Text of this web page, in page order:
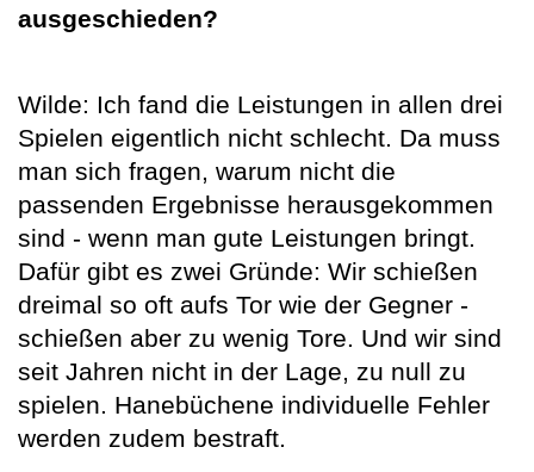
ausgeschieden?
Wilde: Ich fand die Leistungen in allen drei
Spielen eigentlich nicht schlecht. Da muss
man sich fragen, warum nicht die
passenden Ergebnisse herausgekommen
sind - wenn man gute Leistungen bringt.
Dafür gibt es zwei Gründe: Wir schießen
dreimal so oft aufs Tor wie der Gegner -
schießen aber zu wenig Tore. Und wir sind
seit Jahren nicht in der Lage, zu null zu
spielen. Hanebüchene individuelle Fehler
werden zudem bestraft.